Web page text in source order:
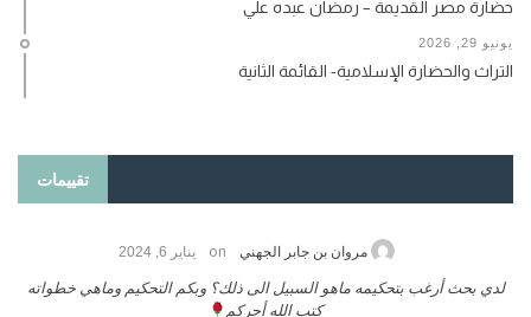
حضارة مصر القديمة – رمضان عبده علي
يونيو 29, 2026
التراث والحضارة الإسلامية- القائمة الثانية
تقييمات
لدي بحث أرغب بتحكيمه ماهو
يناير 25, 2026
الله وبركاتة أرغب بنشر كتابي معكم